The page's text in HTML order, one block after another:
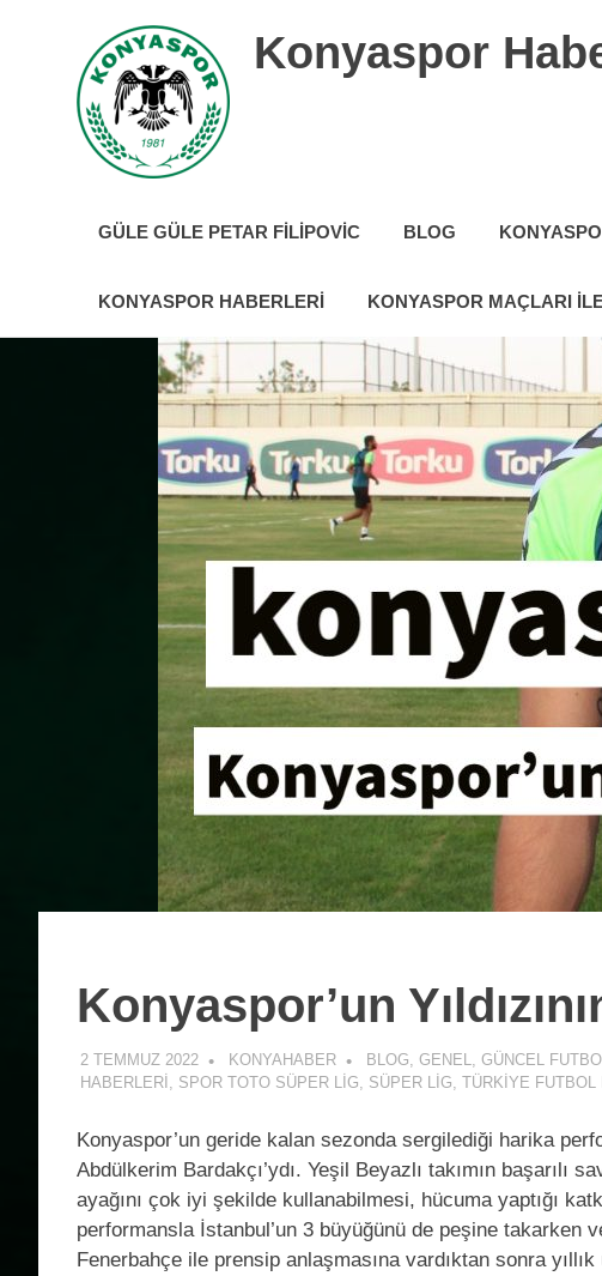
Konyaspor
tümGÜLE GÜLE PETAR FILIPOVIC BLOG
KONYASPOR HABERLERI KONYASPOR MAÇLARI
Konyaspor’un
2 TEMMUZ 2022 KONYAHABER BLOG, GENEL, GÜNCEL
HABERLERI , SPOR TOTO SÜPER LIG, SÜPER LIG, TÜRKIYE FUTBOL
Konyaspor’un geride kalan sezonda sergilediği harika
Abdülkerim Bardakçı’ydı. Yeşil Beyazlı takımın başarılı
ayağını çok iyi şekilde kullanabilmesi, hücuma yaptığı
performansla İstanbul’un 3 büyüğünü de peşine takarken
Fenerbahçe ile prensip anlaşmasına vardıktan sonra